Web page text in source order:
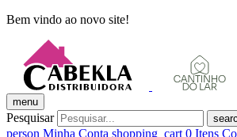
Bem vindo ao novo site!
menu
Pesquisar
person Minha Conta shopping_cart 0 Itens